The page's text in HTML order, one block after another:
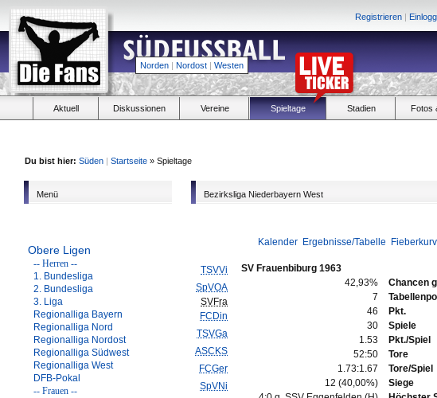
Registrieren |
Norden | Nordost | Westen
Aktuell Diskussionen Vereine Spieltage Stadien Fotos
Du bist hier: Süden | Startseite » Spieltage
Menü
Obere Ligen
-- Herren --
1. Bundesliga
2. Bundesliga
3. Liga
Regionalliga Bayern
Regionalliga Nord
Regionalliga Nordost
Regionalliga Südwest
Regionalliga West
DFB-Pokal
-- Frauen --
Bezirksliga Niederbayern West
Kalender Ergebnisse/Tabelle
TSVVi
SpVOA
SVFra
FCDin
TSVGa
ASCKS
FCGer
SpVNi
SV Frauenbiburg 1963
42,93%
Chancen
7
46
Pkt.
30
Spiele
1.53
Pkt./Spiel
52:50
Tore
1.73:1.67
Tore/Spiel
12 (40,00%)
Siege